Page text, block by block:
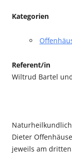
Kategorien
Referent/in
Wiltrud Bartel
Dieter
jeweils am